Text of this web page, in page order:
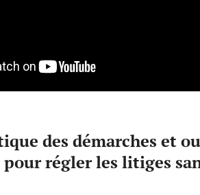
des démarches et
régler les litiges